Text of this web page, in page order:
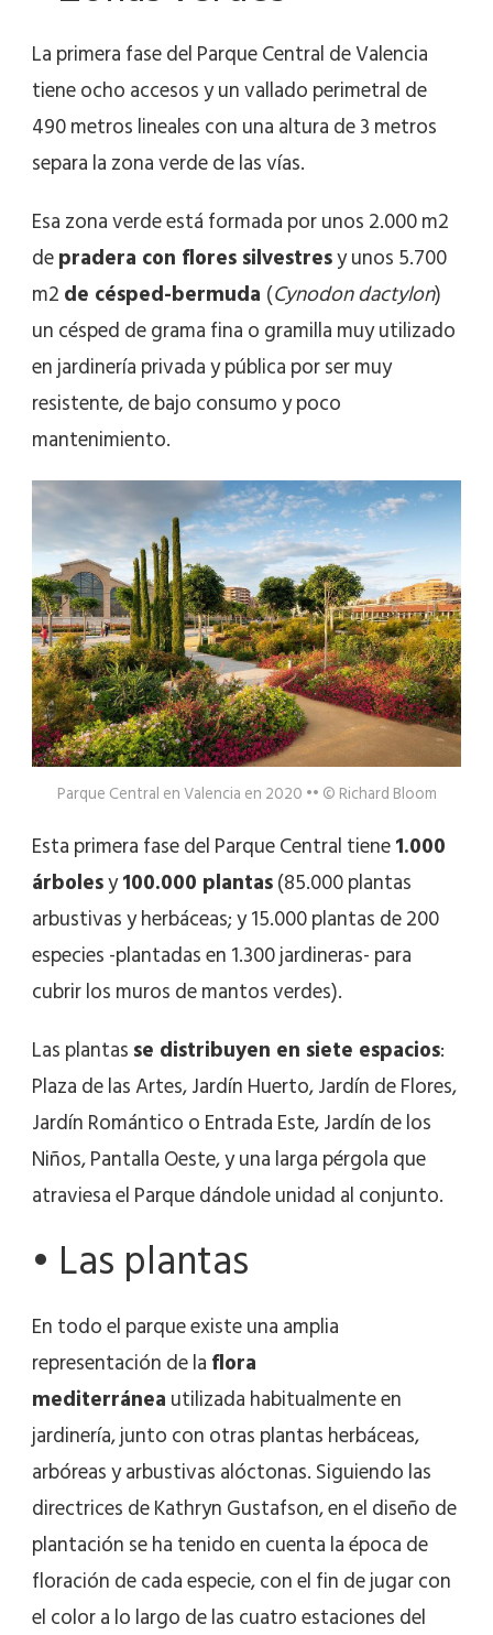
La primera fase del Parque Central de Valencia
tiene ocho accesos y un vallado perimetral de
490 metros lineales con una altura de 3 metros
separa la zona verde de las vías.
Esa zona verde está formada por unos 2.000 m2
depradera con flores silvestresy unos 5.700
m2de césped-bermuda (Cynodon dactylon)
un césped de grama fina o gramilla muy utilizado
en jardinería privada y pública por ser muy
resistente, de bajo consumo y poco
mantenimiento.
Parque Central en Valencia en 2020 •• © Richard Bloom
Esta primera fase del Parque Central tiene1.000
árbolesy100.000 plantas(85.000 plantas
arbustivas y herbáceas; y 15.000 plantas de 200
especies -plantadas en 1.300 jardineras- para
cubrir los muros de mantos verdes).
Las plantasse distribuyen en siete espacios:
Plaza de las Artes, Jardín Huerto, Jardín de Flores,
Jardín Romántico o Entrada Este, Jardín de los
Niños, Pantalla Oeste, y una larga pérgola que
atraviesa el Parque dándole unidad al conjunto.
• Las plantas
En todo el parque existe una amplia
representación de laflora
mediterráneautilizada habitualmente en
jardinería, junto con otras plantas herbáceas,
arbóreas y arbustivas alóctonas. Siguiendo las
directrices de Kathryn Gustafson, en el diseño de
plantación se ha tenido en cuenta la época de
floración de cada especie, con el fin de jugar con
el color a lo largo de las cuatro estaciones del